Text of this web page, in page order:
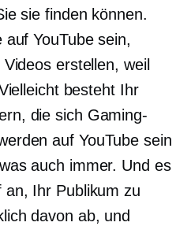
sie finden können.
YouTube sein,
erstellen, weil
besteht Ihr
die sich Gaming-
auf YouTube sein
auch immer. Und es
an, Ihr Publikum zu
davon ab, und